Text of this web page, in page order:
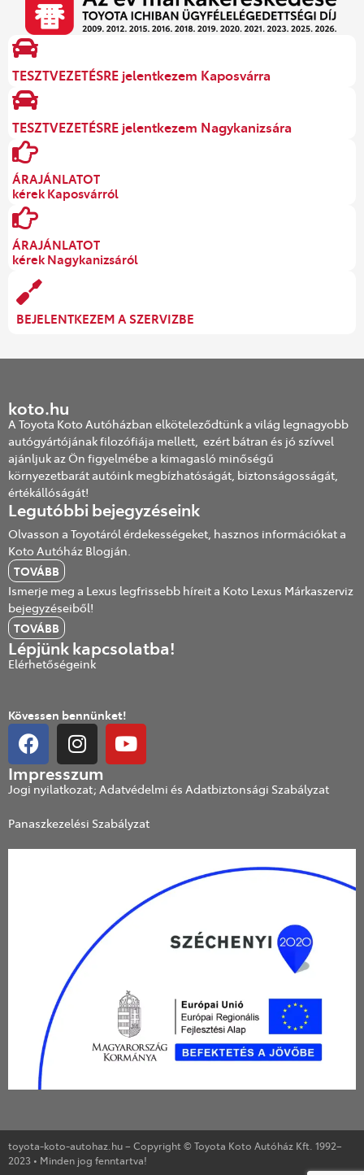
TESZTVEZETÉSRE jelentkezem Kaposvárra
TESZTVEZETÉSRE jelentkezem Nagykanizsára
ÁRAJÁNLATOT
kérek Kaposvárról
ÁRAJÁNLATOT
kérek Nagykanizsáról
BEJELENTKEZEM A SZERVIZBE
koto.hu
A Toyota Koto Autóházban elköteleződtünk a világ legnagyobb
autógyártójának filozófiája mellett, ezért bátran és jó szívvel
ajánljuk az Ön figyelmébe a kimagasló minőségű
környezetbarát autóink megbízhatóságát, biztonságosságát,
értékállóságát!
Legutóbbi bejegyzéseink
Olvasson a Toyotáról érdekességeket, hasznos információkat a
Koto Autóház Blogján.
TOVÁBB
Ismerje meg a Lexus legfrissebb híreit a Koto Lexus Márkaszerviz
bejegyzéseiből!
TOVÁBB
Lépjünk kapcsolatba!
Elérhetőségeink
Kövessen bennünket!
Impresszum
Jogi nyilatkozat; Adatvédelmi és Adatbiztonsági Szabályzat
Panaszkezelési Szabályzat
toyota-koto-autohaz.hu – Copyright © Toyota Koto Autóház Kft. 1992–
2023 • Minden jog fenntartva!